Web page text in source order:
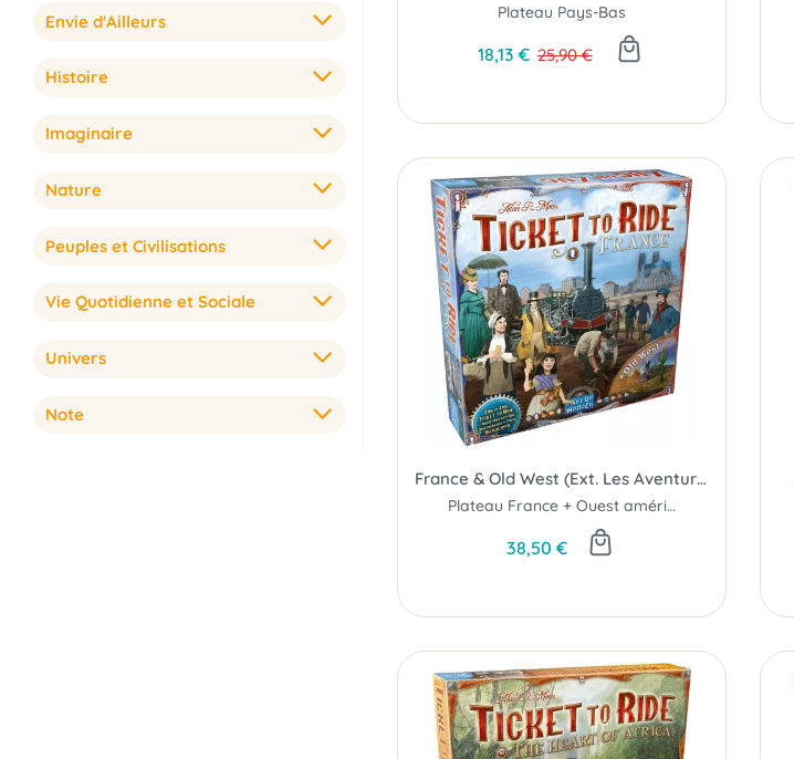
Envie d'Ailleurs
Histoire
Imaginaire
Nature
Peuples et Civilisations
Vie Quotidienne et Sociale
Univers
Note
Plateau Pays-Bas
18,13 € 25,90 €
France & Old West (Ext. Les Aventuriers du Rail)
Plateau France + Ouest américain...
38,50 €